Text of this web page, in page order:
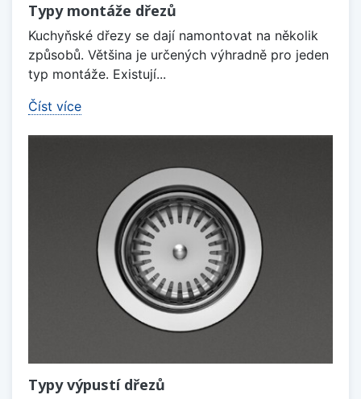
Typy montáže dřezů
Kuchyňské dřezy se dají namontovat na několik
způsobů. Většina je určených výhradně pro jeden
typ montáže. Existují...
Číst více
Typy výpustí dřezů